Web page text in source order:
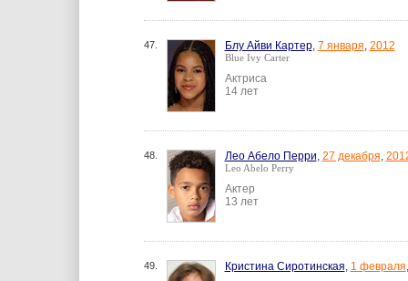
47. Блу Айви Картер, 7 января, 2012
Blue Ivy Carter
Актриса
14 лет
48. Лео Абело Перри, 27 декабря,
Leo Abelo Perry
Актер
13 лет
49. Кристина Сиротинская, 1 февраля